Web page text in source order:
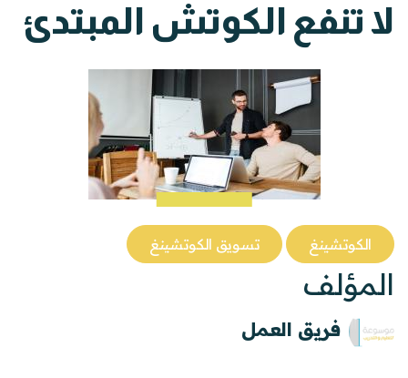
لا تنفع الكوتش المبتدئ
الكوتشينغ تسويق الكوتشينغ
المؤلف
فريق العمل